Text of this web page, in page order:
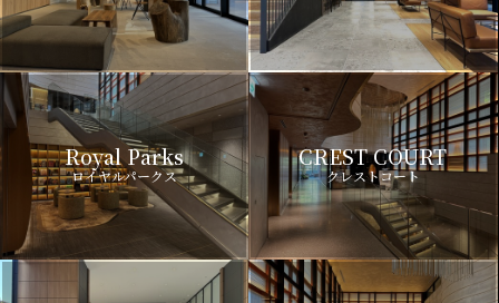
Royal Parks
ロイヤルパークス
CREST COURT
クレストコート